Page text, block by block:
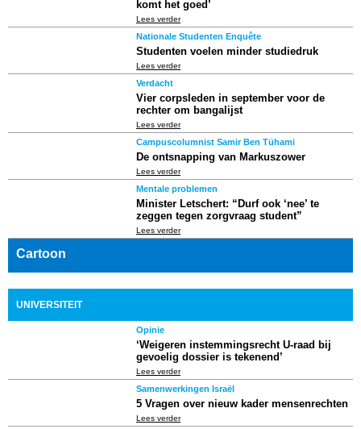
komt het goed’
Lees verder
Nationale Studenten Enquête
Studenten voelen minder studiedruk
Lees verder
Verdacht
Vier corpsleden in september voor de
rechter om bangalijst
Lees verder
Campuscolumnist Samir Ben Tühami
De ontsnapping van Markuszower
Lees verder
Mentale problemen
Minister Letschert: “Durf ook ‘nee’ te
zeggen tegen zorgvraag student”
Lees verder
Cartoon
UNIVERSITEIT
Opinie
‘Weigeren instemmingsrecht U-raad bij
gevoelig dossier is tekenend’
Lees verder
Samenwerkingen Israël
5 Vragen over nieuw kader mensenrechten
Lees verder